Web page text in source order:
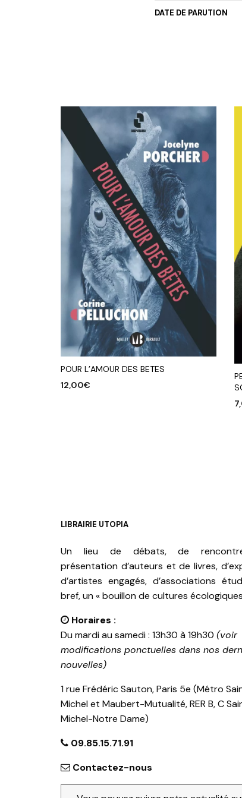
DATE DE PARUTION
POUR L’AMOUR DES BETES
12,00€
LIBRAIRIE UTOPIA
Un lieu de débats, de
présentation d’auteurs et de livres,
d’artistes engagés, d’associations
bref, un « bouillon de cultures
Horaires :
Du mardi au samedi : 13h30 à 19h30 (voir
modifications ponctuelles dans nos
nouvelles)
1 rue Frédéric Sauton, Paris 5e (Métro
Michel et Maubert-Mutualité, RER B, C
Michel-Notre Dame)
09.85.15.71.91
Contactez-nous